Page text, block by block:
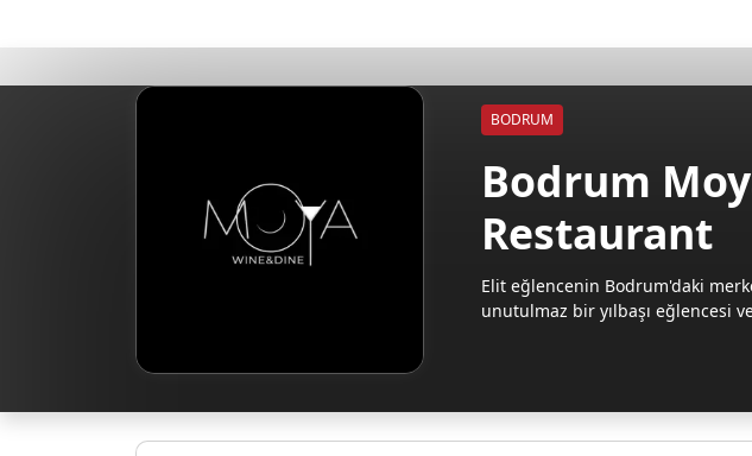
BODRUM
Bodrum
Restaurant
Elit eğlencenin Bodrum'daki
unutulmaz bir yılbaşı eğlencesi